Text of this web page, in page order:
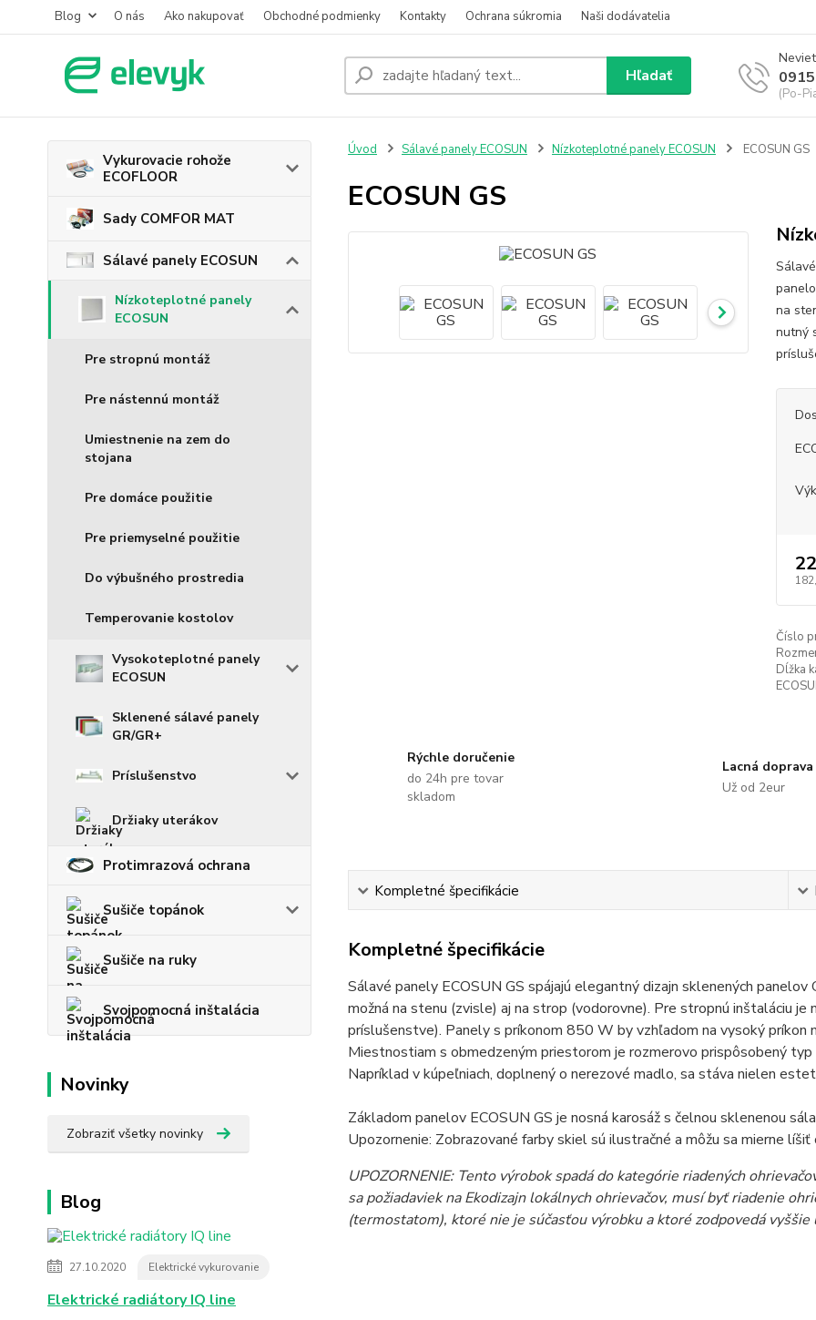
Blog O nás Ako nakupovať Obchodné podmienky Kontakty Ochrana súkromia Naši dodávatelia
Hľadať
(Po-
Vykurovacie rohože
ECOFLOOR
Sady COMFOR MAT
Sálavé panely ECOSUN
Nízkoteplotné panely
ECOSUN
Pre stropnú montáž
Pre nástennú montáž
Umiestnenie na zem do
stojana
Pre domáce použitie
Pre priemyselné použitie
Do výbušného prostredia
Temperovanie kostolov
Vysokoteplotné panely
ECOSUN
Sklenené sálavé panely
GR/GR+
Príslušenstvo
Držiaky uterákov
Protimrazová ochrana
Sušiče topánok
Sušiče na ruky
Svojpomocná inštalácia
Novinky
Zobraziť všetky novinky
Blog
27.10.2020 Elektrické vykurovanie
Elektrické radiátory IQ line
Úvod Sálavé panely ECOSUN Nízkoteplotné panely ECOSUN ECOSUN GS
ECOSUN GS
na
nutný
Číslo
Dĺžka
Rýchle doručenie
do 24h pre tovar
skladom
Lacná doprava
Už od 2eur
Kompletné špecifikácie
Kompletné špecifikácie
Sálavé panely ECOSUN GS spájajú elegantný dizajn sklenených
možná na stenu (zvisle) aj na strop (vodorovne). Pre stropnú inštaláciu
príslušenstve). Panely s príkonom 850 W by vzhľadom na vysoký
Miestnostiam s obmedzeným priestorom je rozmerovo prispôsobený typ
Napríklad v kúpeľniach, doplnený o nerezové madlo, sa stáva nielen
Základom panelov ECOSUN GS je nosná karosáž s čelnou sklenenou
Upozornenie: Zobrazované farby skiel sú ilustračné a môžu sa mierne
UPOZORNENIE: Tento výrobok spadá do kategórie riadených
sa požiadaviek na Ekodizajn lokálnych ohrievačov, musí byť riadenie
(termostatom), ktoré nie je súčasťou výrobku a ktoré zodpovedá vyššie